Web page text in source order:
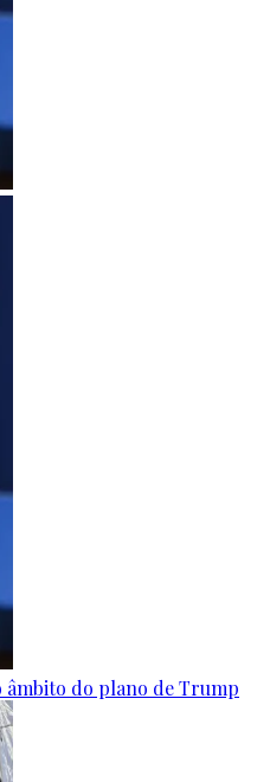
âmbito do plano de Trump